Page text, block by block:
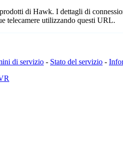
di Hawk. I dettagli di
telecamere utilizzando questi URL.
di servizio - Stato del servizio -